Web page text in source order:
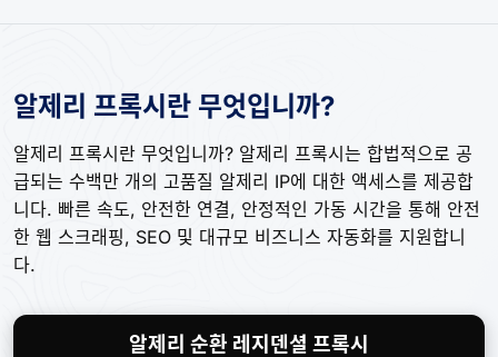
알제리 프록시란 무엇입니까?
알제리 프록시란 무엇입니까? 알제리 프록시는 합법적으로 공
급되는 수백만 개의 고품질 알제리 IP에 대한 액세스를 제공합
니다. 빠른 속도, 안전한 연결, 안정적인 가동 시간을 통해 안전
한 웹 스크래핑, SEO 및 대규모 비즈니스 자동화를 지원합니
다.
알제리 순환 레지덴셜 프록시